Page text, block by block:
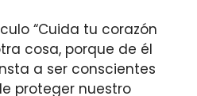
“Cuida tu corazón
cosa, porque de él
a ser conscientes
proteger nuestro